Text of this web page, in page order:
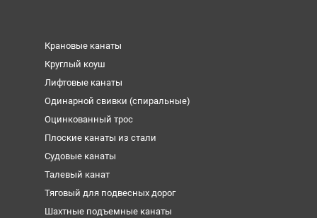
Крановые канаты
Круглый коуш
Лифтовые канаты
Одинарной свивки (спиральные)
Оцинкованный трос
Плоские канаты из стали
Судовые канаты
Талевый канат
Тяговый для подвесных дорог
Шахтные подъемные канаты